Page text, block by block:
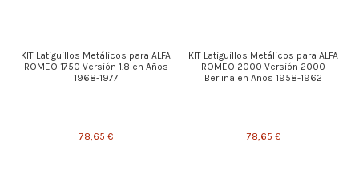
KIT Latiguillos Metálicos para ALFA
ROMEO 1750 Versión 1.8 en Años
1968-1977
78,65 €
KIT Latiguillos Metálicos para ALFA
ROMEO 2000 Versión 2000
Berlina en Años 1958-1962
78,65 €